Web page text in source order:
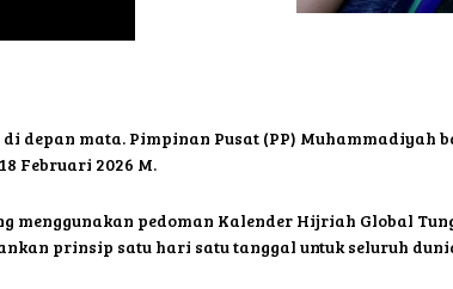
depan mata. Pimpinan Pusat (PP) Muhammadiyah
Februari 2026 M.
pedoman Kalender Hijriah Global
prinsip satu hari satu tanggal untuk seluruh